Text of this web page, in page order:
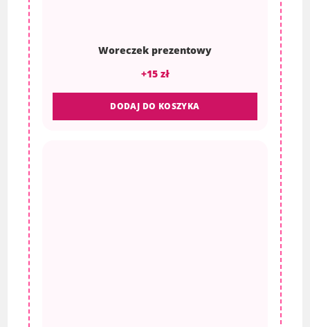
Woreczek prezentowy
+15 zł
DODAJ DO KOSZYKA